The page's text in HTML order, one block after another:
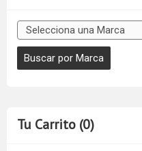
Tu Carrito (0)